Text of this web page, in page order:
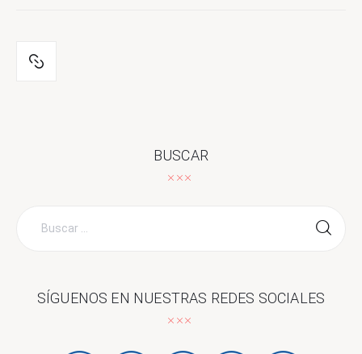
BUSCAR
SÍGUENOS EN NUESTRAS REDES SOCIALES